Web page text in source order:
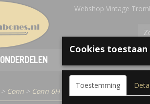
Webshop Vintage
ONDERDELEN
> Conn > Conn 6H Trombone 1969
Cookies toestaan
Toestemming